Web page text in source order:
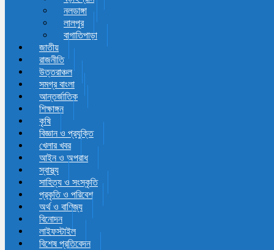
নলডাঙ্গা
লালপুর
বাগাতিপাড়া
জাতীয়
রাজনীতি
উত্তরাঞ্চল
সমগ্র বাংলা
আন্তর্জাতিক
শিক্ষাঙ্গন
কৃষি
বিজ্ঞান ও প্রযুক্তি
খেলার খবর
আইন ও অপরাধ
স্বাস্থ্য
সাহিত্য ও সংস্কৃতি
প্রকৃতি ও পরিবেশ
অর্থ ও বাণিজ্য
বিনোদন
লাইফস্টাইল
বিশেষ প্রতিবেদন